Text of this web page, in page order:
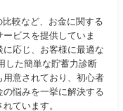
較など、お金に関する
ビスを提供していま
応じ、お客様に最適な
した簡単な貯蓄力診断
意されており、初心者
悩みを一挙に解決する
ています。